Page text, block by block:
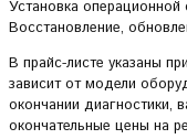
Установка
Восстановление,
В прайс-листе указаны
зависит от модели
окончании
окончательные цены на